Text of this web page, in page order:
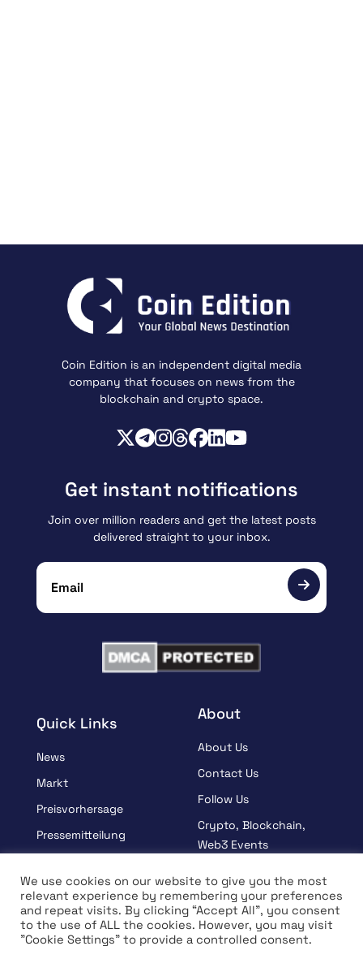
Coin Edition is an independent digital media
company that focuses on news from the
blockchain and crypto space.
Quick Links
News
Markt
Preisvorhersage
Pressemitteilung
Lernen
Interview
About
About Us
Contact Us
Follow Us
Crypto, Blockchain,
Web3 Events
Terms And Condition
Privacy Policy
Get instant notifications
Join over million readers and get the latest posts
delivered straight to your inbox.
We use cookies on our website to give you the most
relevant experience by remembering your preferences
and repeat visits. By clicking “Accept All”, you consent
to the use of ALL the cookies. However, you may visit
"Cookie Settings" to provide a controlled consent.